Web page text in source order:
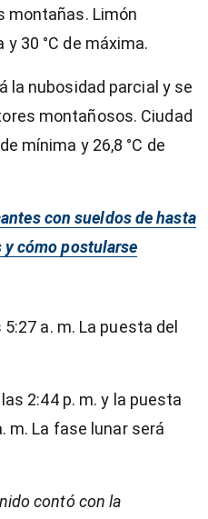
montañas. Limón
y 30 °C de máxima.
la nubosidad parcial y se
montañosos. Ciudad
mínima y 26,8 °C de
con sueldos de hasta
cómo postularse
a. m. La puesta del
2:44 p. m. y la puesta
m. La fase lunar será
contó con la